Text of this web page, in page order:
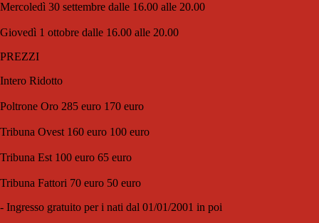
Mercoledì 30 settembre dalle 16.00 alle 20.00
Giovedì 1 ottobre dalle 16.00 alle 20.00
PREZZI
Intero Ridotto
Poltrone Oro 285 euro 170 euro
Tribuna Ovest 160 euro 100 euro
Tribuna Est 100 euro 65 euro
Tribuna Fattori 70 euro 50 euro
- Ingresso gratuito per i nati dal 01/01/2001 in poi